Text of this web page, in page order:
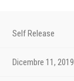
Self Release
Dicembre 11, 2019